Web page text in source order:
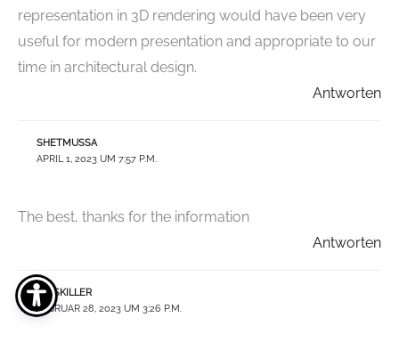
representation in 3D rendering would have been very
useful for modern presentation and appropriate to our
time in architectural design.
Antworten
SHETMUSSA
APRIL 1, 2023 UM 7:57 P.M.
The best, thanks for the information
Antworten
GIUSKILLER
FEBRUAR 28, 2023 UM 3:26 P.M.